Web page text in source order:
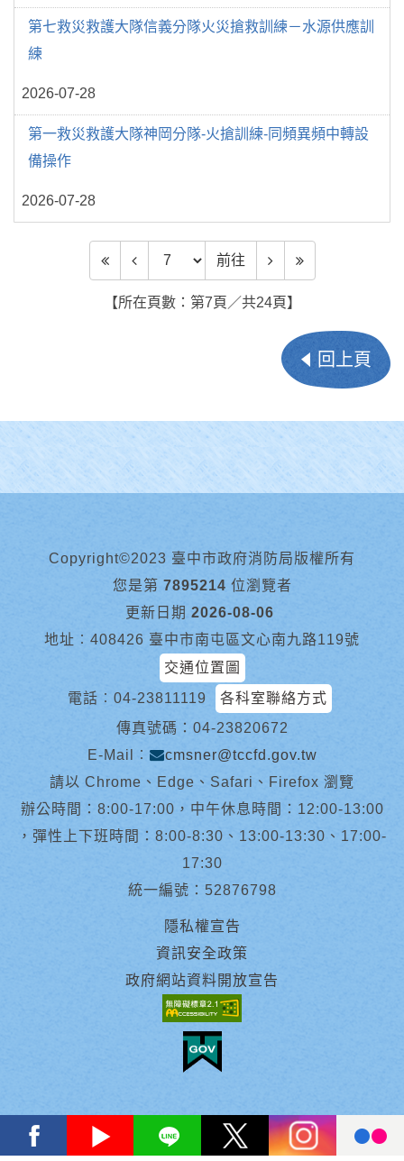
第七救災救護大隊信義分隊火災搶救訓練－水源供應訓
練
2026-07-28
第一救災救護大隊神岡分隊-火搶訓練-同頻異頻中轉設
備操作
2026-07-28
前往頁數 前往
【所在頁數：第7頁／共24頁】
回上頁
Copyright©2023 臺中市政府消防局版權所有
您是第 7895214 位瀏覽者
更新日期 2026-08-06
地址︰408426 臺中市南屯區文心南九路119號
交通位置圖
電話︰ 04-23811119
各科室聯絡方式
傳真號碼：04-23820672
E-Mail︰
cmsner@tccfd.gov.tw
請以 Chrome、Edge、Safari、Firefox 瀏覽
辦公時間：8:00-17:00，中午休息時間：12:00-13:00
，彈性上下班時間：8:00-8:30、13:00-13:30、17:00-
17:30
統一編號：52876798
隱私權宣告
資訊安全政策
政府網站資料開放宣告
facebook youtube Line X instagram